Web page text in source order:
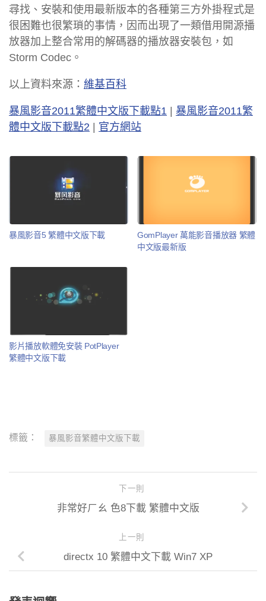
尋找、安裝和使用最新版本的各種第三方外掛程式是
很困難也很繁瑣的事情，因而出現了一類借用開源播
放器加上整合常用的解碼器的播放器安裝包，如
Storm Codec。
以上資料來源： 維基百科
暴風影音2011繁體中文版下載點1 | 暴風影音2011繁
體中文版下載點2 | 官方網站
暴風影音5 繁體中文版下載
GomPlayer 萬能影音播放器 繁體
中文版最新版
影片播放軟體免安裝 PotPlayer
繁體中文版下載
標籤： 暴風影音繁體中文版下載
下一則
非常好ㄏㄠ 色8下載 繁體中文版
上一則
directx 10 繁體中文下載 Win7 XP